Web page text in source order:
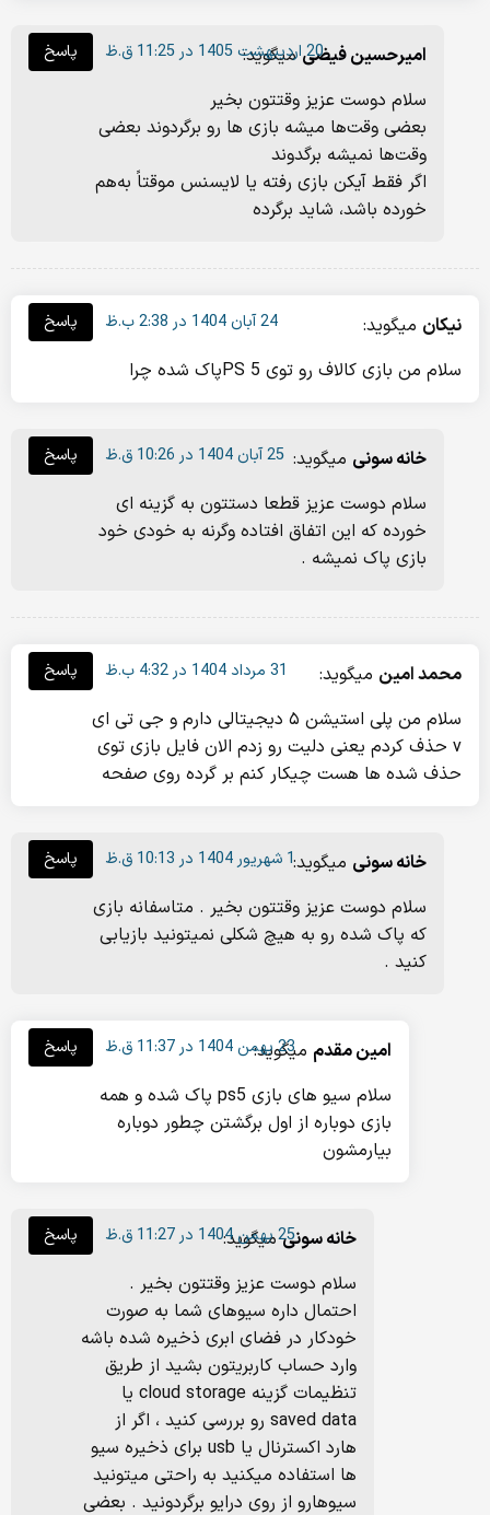
امیرحسین فیضی میگوید:
سلام دوست عزیز وقتتون بخیر
بعضی وقت‌ها میشه بازی ها رو برگردوند بعضی
وقت‌ها نمیشه برگدوند
اگر فقط آیکن بازی رفته یا لایسنس موقتاً به‌هم
خورده باشد، شاید برگرده
20 اردیبهشت 1405 در 11:25 ق.ظ پاسخ
نیکان میگوید:
سلام من بازی کالاف رو توی PS 5پاک شده چرا
24 آبان 1404 در 2:38 ب.ظ پاسخ
خانه سونی میگوید:
سلام دوست عزیز قطعا دستتون به گزینه ای
خورده که این اتفاق افتاده وگرنه به خودی خود
بازی پاک نمیشه .
25 آبان 1404 در 10:26 ق.ظ پاسخ
محمد امین میگوید:
سلام من پلی استیشن ۵ دیجیتالی دارم و جی تی ای
v حذف کردم یعنی دلیت رو زدم الان فایل بازی توی
حذف شده ها هست چیکار کنم بر گرده روی صفحه
31 مرداد 1404 در 4:32 ب.ظ پاسخ
خانه سونی میگوید:
سلام دوست عزیز وقتتون بخیر . متاسفانه بازی
که پاک شده رو به هیچ شکلی نمیتونید بازیابی
کنید .
1 شهریور 1404 در 10:13 ق.ظ پاسخ
امین مقدم میگوید:
سلام سیو های بازی ps5 پاک شده و همه
بازی دوباره از اول برگشتن چطور دوباره
بیارمشون
23 بهمن 1404 در 11:37 ق.ظ پاسخ
خانه سونی میگوید:
سلام دوست عزیز وقتتون بخیر .
احتمال داره سیوهای شما به صورت
خودکار در فضای ابری ذخیره شده باشه
وارد حساب کاربریتون بشید از طریق
تنظیمات گزینه cloud storage یا
saved data رو بررسی کنید ، اگر از
هارد اکسترنال یا usb برای ذخیره سیو
ها استفاده میکنید به راحتی میتونید
سیوهارو از روی درایو برگردونید . بعضی
25 بهمن 1404 در 11:27 ق.ظ پاسخ